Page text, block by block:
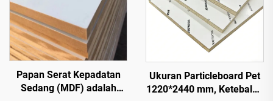
Papan Serat Kepadatan
Sedang (MDF) adalah
Ukuran Particleboard Pet
1220*2440 mm, Ketebalan